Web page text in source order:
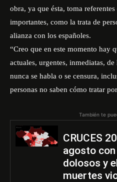
obra, ya que ésta, toma
importantes, como la trata de
alianza con los españoles.
“Creo que en este momento hay
actuales, urgentes, inmediatas,
nunca se habla o se censura,
personas no saben cómo tratar
También te
CRUCES
agosto
dolosos y
muertes